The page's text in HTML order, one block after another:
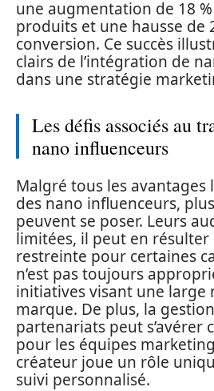
une augmentation de 18
produits et une hausse de
conversion. Ce succès
clairs de l’intégration de
dans une stratégie
Les défis associés au
nano influenceurs
Malgré tous les avantages
des nano influenceurs,
peuvent se poser. Leurs
limitées, il peut en
restreinte pour certaines
n’est pas toujours
initiatives visant une large
marque. De plus, la
partenariats peut s’avérer
pour les équipes
créateur joue un rôle
suivi personnalisé.